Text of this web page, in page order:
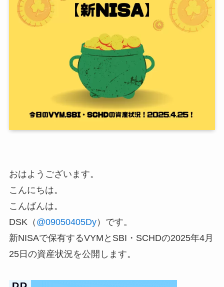
おはようございます。
こんにちは。
こんばんは。
DSK（ @09050405Dy）です。
新NISAで保有するVYMとSBI・SCHDの2025年4月
25日の資産状況を公開します。